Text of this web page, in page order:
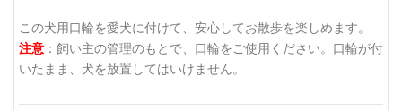
この犬用口輪を愛犬に付けて、安心してお散歩を楽しめます。
注意 ：飼い主の管理のもとで、口輪をご使用ください。口輪が付
いたまま、犬を放置してはいけません。